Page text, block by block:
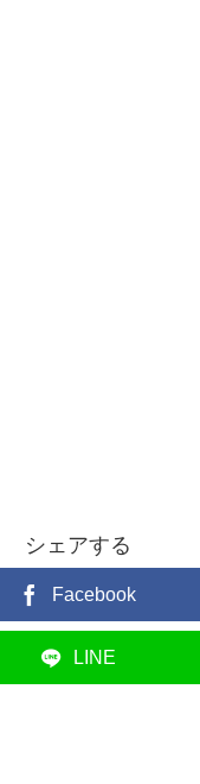
シェアする
Facebook
LINE